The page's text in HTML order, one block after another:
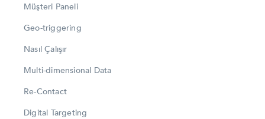
Müşteri Paneli
Geo-triggering
Nasıl Çalışır
Multi-dimensional Data
Re-Contact
Digital Targeting